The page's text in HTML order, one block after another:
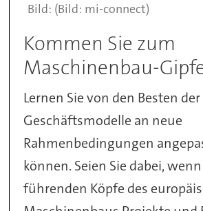
(Bild: mi-connect)
Kommen Sie zum
Maschinenbau-
Lernen Sie von den Besten
Geschäftsmodelle an neue
Rahmenbedingungen
können. Seien Sie dabei,
führenden Köpfe des